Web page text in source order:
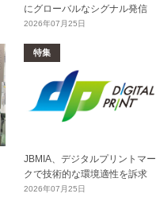
にグローバルなシグナル発信
2026年07月25日
特集
JBMIA、デジタルプリントマー
クで技術的な環境適性を訴求
2026年07月25日